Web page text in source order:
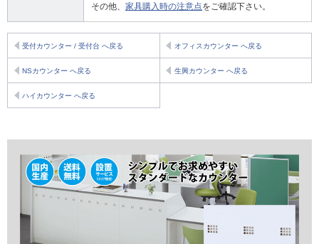
その他、 家具購入時の注意点をご確認下さい。
受付カウンター / 受付台 へ戻る オフィスカウンター へ戻る
NSカウンター へ戻る 生興カウンター へ戻る
ハイカウンター へ戻る